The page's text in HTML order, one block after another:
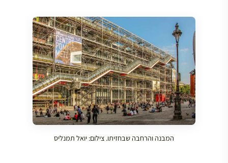
המבנה והרחבה שבחזיתו. צילום: יואל תמנליס